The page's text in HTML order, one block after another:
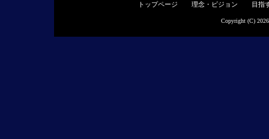
トップページ 理念・ビジョン 目指
Copyright (C)